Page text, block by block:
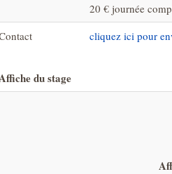
20 € journée
cliquez ici pour
du stage